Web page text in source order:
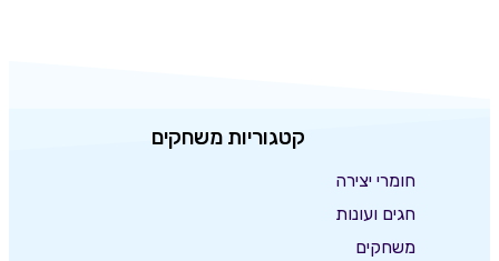
קטגוריות משחקים
חומרי יצירה
חגים ועונות
משחקים